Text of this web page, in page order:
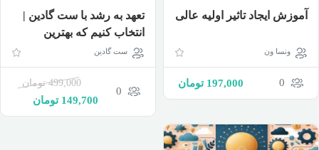
آموزش ایجاد تاثیر اولیه عالی
ونسا ون
0
197,000 تومان
تعهد به رشد با ست گادین |
انتخاب کنیم که بهترین
کارمان را انجام دهیم
ست گادین
0
499,000 تومان
149,700 تومان